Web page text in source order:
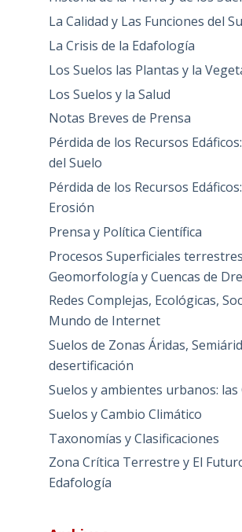
La Calidad y Las Funciones del
La Crisis de la Edafología
Los Suelos las Plantas y la
Los Suelos y la Salud
Notas Breves de Prensa
Pérdida de los Recursos
del Suelo
Pérdida de los Recursos
Erosión
Prensa y Política Científica
Procesos Superficiales
Geomorfología y Cuencas de
Redes Complejas, Ecológicas,
Mundo de Internet
Suelos de Zonas Áridas,
desertificación
Suelos y ambientes urbanos: las
Suelos y Cambio Climático
Taxonomías y Clasificaciones
Zona Crítica Terrestre y El
Edafología